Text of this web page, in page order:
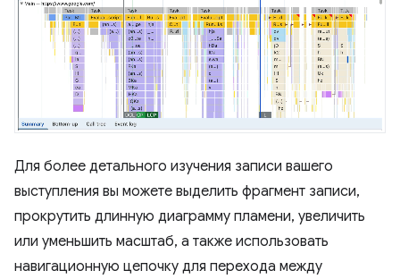
Для более детального изучения записи вашего
выступления вы можете выделить фрагмент записи,
прокрутить длинную диаграмму пламени, увеличить
или уменьшить масштаб, а также использовать
навигационную цепочку для перехода между